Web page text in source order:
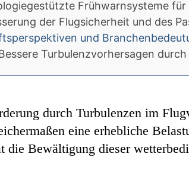
Frühwarnsysteme für
der Flugsicherheit und des
und
Turbulenzvorhersagen
durch Turbulenzen im
eine erhebliche
die Bewältigung dieser